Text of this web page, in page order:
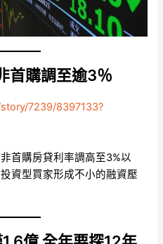
首購調至逾3％
7239/8397133?
首購房貸利率調高至3%以
資型買家形成不小的融資壓